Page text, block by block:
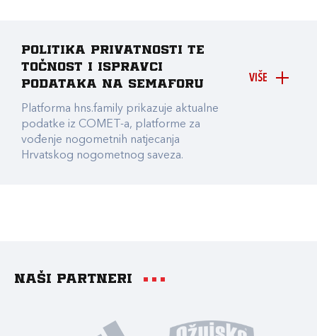
VIŠE
Politika privatnosti te
točnost i ispravci
podataka na Semaforu
Platforma hns.family prikazuje aktualne
podatke iz COMET-a, platforme za
vođenje nogometnih natjecanja
Hrvatskog nogometnog saveza.
Naši partneri